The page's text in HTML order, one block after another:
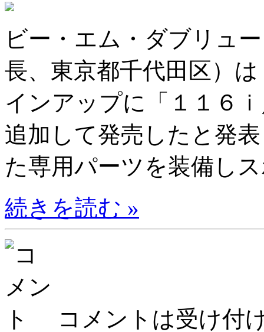
ビー・エム・ダブリュ
長、東京都千代田区）
インアップに「１１６
追加して発売したと発
た専用パーツを装備し
続きを読む »
コメントは受け付